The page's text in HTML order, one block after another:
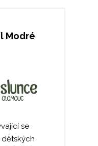
Modré
se